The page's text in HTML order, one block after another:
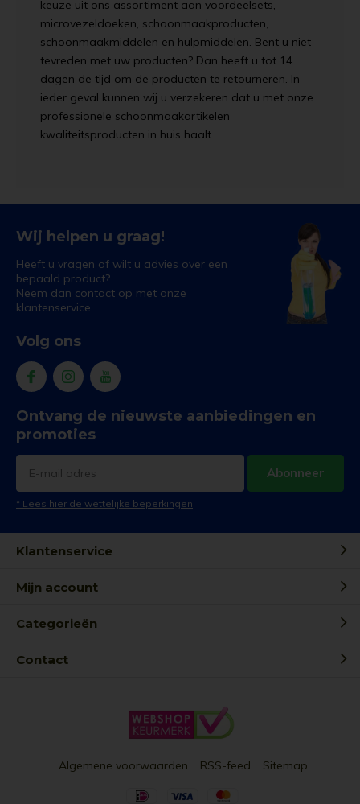
keuze uit ons assortiment aan voordeelsets,
microvezeldoeken, schoonmaakproducten,
schoonmaakmiddelen en hulpmiddelen. Bent u niet
tevreden met uw producten? Dan heeft u tot 14
dagen de tijd om de producten te retourneren. In
ieder geval kunnen wij u verzekeren dat u met onze
professionele schoonmaakartikelen
kwaliteitsproducten in huis haalt.
Wij helpen u graag!
Heeft u vragen of wilt u advies over een
bepaald product?
Neem dan contact op met onze
klantenservice.
Volg ons
Ontvang de nieuwste aanbiedingen en
promoties
Abonneer
* Lees hier de wettelijke beperkingen
Klantenservice
Mijn account
Categorieën
Contact
Algemene voorwaarden RSS-feed Sitemap